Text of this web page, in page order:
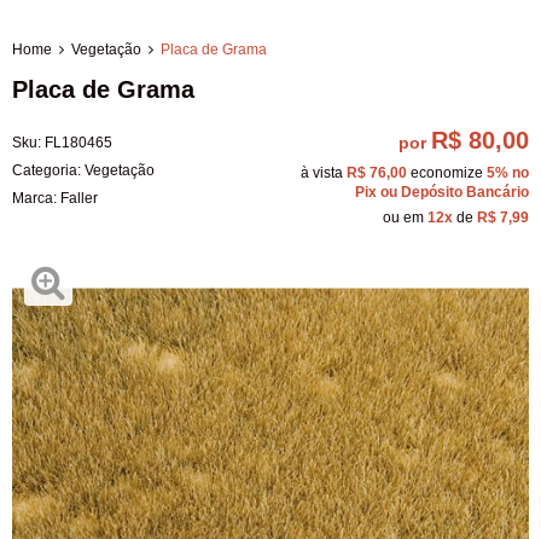
Home Vegetação Placa de Grama
Placa de Grama
Sku: FL180465
Categoria: Vegetação
Marca: Faller
por R$ 80,00
à vista R$ 76,00 economize 5% no
Pix ou Depósito Bancário
ou em 12x de R$ 7,99